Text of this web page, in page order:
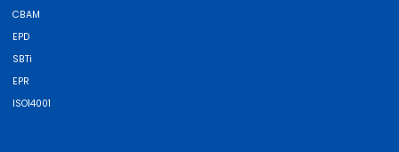
CBAM
EPD
SBTi
EPR
ISO14001